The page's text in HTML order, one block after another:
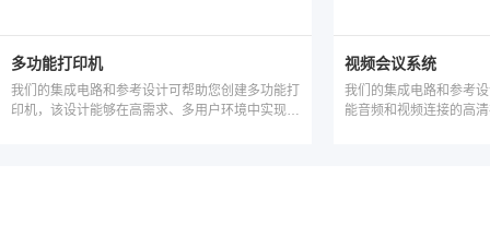
多功能打印机
我们的集成电路和参考设计可帮助您创建多功能打
印机，该设计能够在高需求、多用户环境中实现低
视频会议系统
我们的集成电路和参考
能音频和视频连接的高